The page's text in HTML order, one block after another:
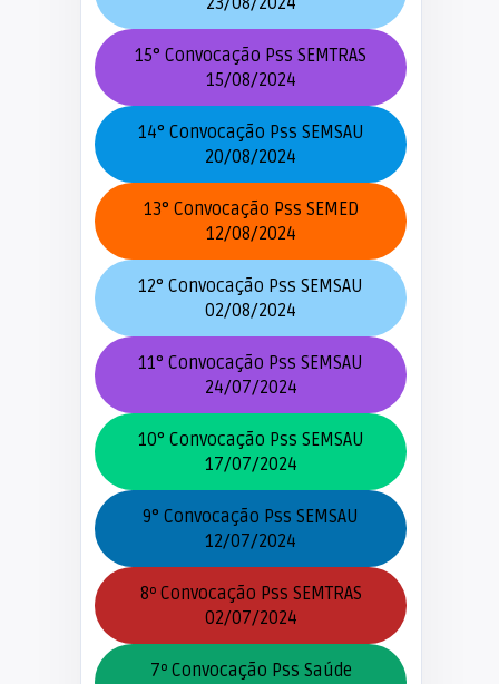
15° Convocação Pss SEMTRAS
15/08/2024
14° Convocação Pss SEMSAU
20/08/2024
13° Convocação Pss SEMED
12/08/2024
12° Convocação Pss SEMSAU
02/08/2024
11° Convocação Pss SEMSAU
24/07/2024
10° Convocação Pss SEMSAU
17/07/2024
9° Convocação Pss SEMSAU
12/07/2024
8º Convocação Pss SEMTRAS
02/07/2024
7º Convocação Pss Saúde